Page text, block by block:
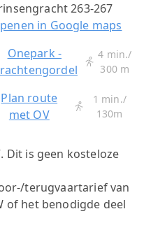
263-267
in Google maps
Onepark -
4 min./
300 m
Plan route
met OV
1 min./
130m
Dit is geen kosteloze
terugvaartarief van
of het benodigde deel